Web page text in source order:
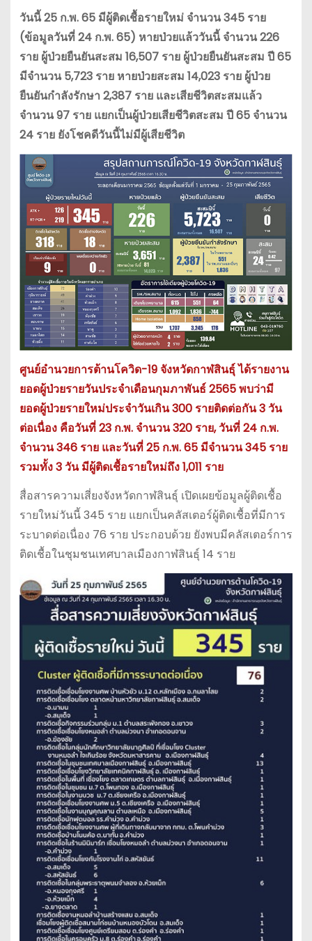
วันนี้ 25 ก.พ. 65 มีผู้ติดเชื้อรายใหม่ จำนวน 345 ราย
(ข้อมูลวันที่ 24 ก.พ. 65) หายป่วยแล้ววันนี้ จำนวน 226
ราย ผู้ป่วยยืนยันสะสม 16,507 ราย ผู้ป่วยยืนยันสะสม ปี 65
มีจำนวน 5,723 ราย หายป่วยสะสม 14,023 ราย ผู้ป่วย
ยืนยันกำลังรักษา 2,387 ราย และเสียชีวิตสะสมแล้ว
จำนวน 97 ราย แยกเป็นผู้ป่วยเสียชีวิตสะสม ปี 65 จำนวน
24 ราย ยังโชคดีวันนี้ไม่มีผู้เสียชีวิต
ศูนย์อำนวยการต้านโควิด-19 จังหวัดกาฬสินธุ์ ได้รายงาน
ยอดผู้ป่วยรายวันประจำเดือนกุมภาพันธ์ 2565 พบว่ามี
ยอดผู้ป่วยรายใหม่ประจำวันเกิน 300 รายติดต่อกัน 3 วัน
ต่อเนื่อง คือวันที่ 23 ก.พ. จำนวน 320 ราย, วันที่ 24 ก.พ.
จำนวน 346 ราย และวันที่ 25 ก.พ. 65 มีจำนวน 345 ราย
รวมทั้ง 3 วัน มีผู้ติดเชื้อรายใหม่ถึง 1,011 ราย
สื่อสารความเสี่ยงจังหวัดกาฬสินธุ์ เปิดเผยข้อมูลผู้ติดเชื้อ
รายใหม่วันนี้ 345 ราย แยกเป็นคลัสเตอร์ผู้ติดเชื้อที่มีการ
ระบาดต่อเนื่อง 76 ราย ประกอบด้วย ยังพบมีคลัสเตอร์การ
ติดเชื้อในชุมชนเทศบาลเมืองกาฬสินธุ์ 14 ราย